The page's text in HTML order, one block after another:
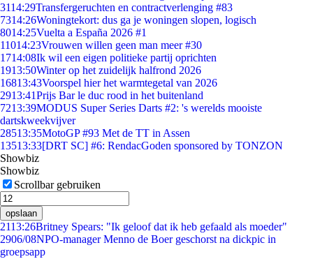
3114:29Transfergeruchten en contractverlenging #83
7314:26Woningtekort: dus ga je woningen slopen, logisch
8014:25Vuelta a España 2026 #1
11014:23Vrouwen willen geen man meer #30
1714:08Ik wil een eigen politieke partij oprichten
1913:50Winter op het zuidelijk halfrond 2026
16813:43Voorspel hier het warmtegetal van 2026
2913:41Prijs Bar le duc rood in het buitenland
7213:39MODUS Super Series Darts #2: 's werelds mooiste
dartskweekvijver
28513:35MotoGP #93 Met de TT in Assen
13513:33[DRT SC] #6: RendacGoden sponsored by TONZON
Showbiz
Showbiz
Scrollbar gebruiken
opslaan
2113:26Britney Spears: "Ik geloof dat ik heb gefaald als moeder"
2906/08NPO-manager Menno de Boer geschorst na dickpic in
groepsapp